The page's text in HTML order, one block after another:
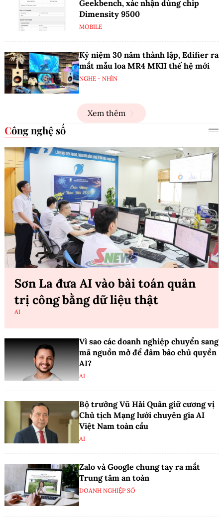
Geekbench, xác nhận dùng chip
Dimensity 9500
MOBILE
Kỷ niệm 30 năm thành lập, Edifier ra
mắt mẫu loa MR4 MKII thế hệ mới
NGHE - NHÌN
Xem thêm
Công nghệ số
Sơn La đưa AI vào bài toán quản
trị công bằng dữ liệu thật
AI
Vì sao các doanh nghiệp chuyển sang
mã nguồn mở để đảm bảo chủ quyền
AI?
AI
Bộ trưởng Vũ Hải Quân giữ cương vị
Chủ tịch Mạng lưới chuyên gia AI
Việt Nam toàn cầu
AI
Zalo và Google chung tay ra mắt
Trung tâm an toàn
DOANH NGHIỆP SỐ